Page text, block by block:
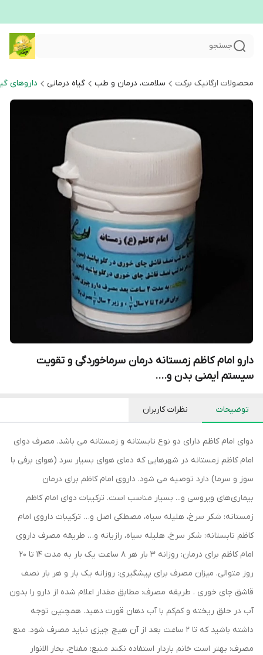
جستجو
محصولات ارگانیک برکت سلامت، درمان و طب گیاه درمانی داروهای
دارو امام کاظم زمستانه درمان سرماخوردگی و تقویت
سیستم ایمنی بدن و....
توضیحات نظرات کاربران
دوای امام کاظم دارای دو نوع تابستانه و زمستانه می باشد. مصرف دوای
امام کاظم زمستانه در شهرهایی که دمای هوای بسیار سرد (هوای برفی با
سوز و سرما) دارد توصیه می شود. داروی امام کاظم برای درمان
بیماری‌های ویروسی و... بسیار مناسب است. ترکیبات دوای امام کاظم
زمستانه: شکر سرخ، هلیله سیاه، مصطکی اصل و… ترکیبات داروی امام
کاظم تابستانه: شکر سرخ، هلیله سیاه، رازیانه و… طریقه مصرف داروی
امام کاظم برای درمان: روزانه ۳ بار هر ۸ ساعت یک بار به مدت 14 تا 20
روز متوالی. میزان مصرف برای پیشگیری: روزانه یک بار و هر بار نصف
قاشق چای خوری . طریقه مصرف: مطابق مقدار اعلام شده از دارو را بدون
آب در حلق ریخته و کم‌کم با آب دهان قورت دهید. همچنین توجه
داشته باشید که تا ۲ ساعت بعد از آن هیچ چیزی نباید مصرف شود. منع
مصرف: بهتر است خانم باردار استفاده نکند منبع: مفتاح، بحار الانوار